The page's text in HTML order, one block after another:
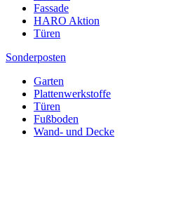
Fassade
HARO Aktion
Türen
Sonderposten
Garten
Plattenwerkstoffe
Türen
Fußboden
Wand- und Decke